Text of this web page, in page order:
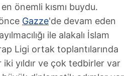
önemli kısmı buydu.
Gazze'de devam eden
ile alakalı İslam
Ligi ortak toplantılarında
iki yıldır ve çok tedbirler var